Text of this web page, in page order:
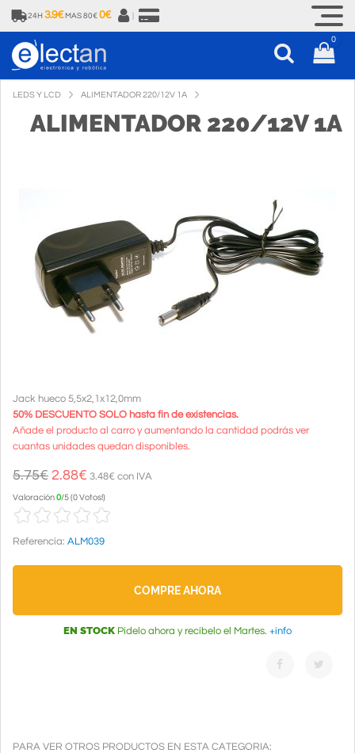
24H 3.9€ MAS 80€ 0€
0
LEDS Y LCD ALIMENTADOR 220/12V 1A
ALIMENTADOR 220/12V 1A
Jack hueco 5,5x2,1x12,0mm
50% DESCUENTO SOLO hasta fin de existencias.
Añade el producto al carro y aumentando la cantidad podrás ver
cuantas unidades quedan disponibles.
5.75€ 2.88€ 3.48€ con IVA
Valoración0/5(0 Votos!)
Referencia: ALM039
COMPRE AHORA
EN STOCK Pídelo ahora y recíbelo el Martes. +info
PARA VER OTROS PRODUCTOS EN ESTA CATEGORIA: